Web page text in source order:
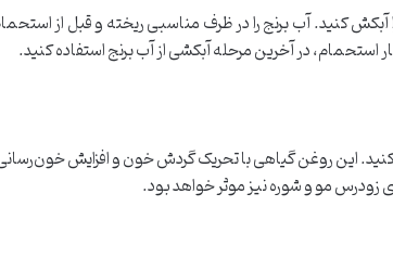
آبکش کنید. آب برنج را در ظرف مناسبی ریخته و قبل از
کنید. این روغن گیاهی با تحریک گردش خون و افزایش
زودرس مو و شوره نیز موثر خواهد بود.